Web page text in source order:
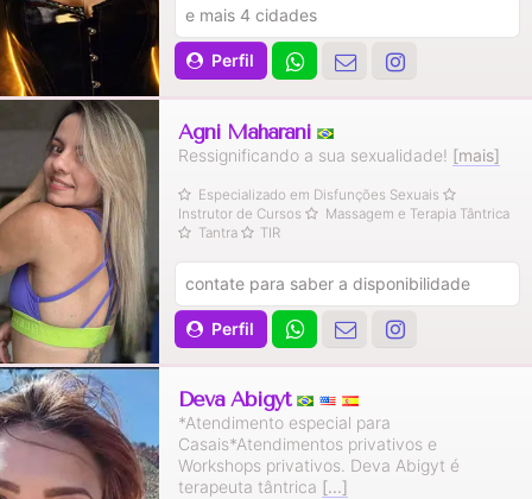
Perfil
e mais 4 cidades
Agni Maharani
Ressignificando a sua sexualidade! [mais]
Especializado em Disfunções Sexuais
Instrutor de Cursos
Massagem e Terapia Tântrica
Tantra
TIR
Perfil
contate para saber a disponibilidade
Deva Abigyt
*Atendimento especial para
Casais*Atendimentos privativos e
Workshops privativos. Deva Abigyt é
terapeuta tântrica [...]